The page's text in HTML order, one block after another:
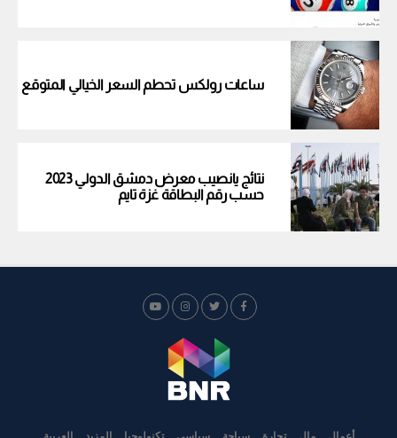
ساعات رولكس تحطم السعر الخيالي المتوقع
نتائج يانصيب معرض دمشق الدولي 2023
حسب رقم البطاقة غزة تايم